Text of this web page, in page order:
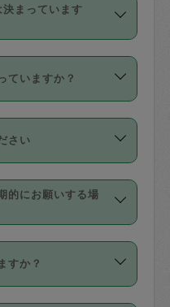
まっています
定です。3時間を
、延長機能をご
ご利用いただくに
必要です。な
、値引き等はござ
ていますか？
らタスカジさん自
ています。
定には最初は制限
レビューの平均
能な最高額が上
っています。
さい
トカード（Visa／
EXPRESS／
ります。
い。プロフィー
ただかなくても大
的にお願いする場
と「定期（毎週｜
」の依頼は「ス
金でご利用できま
すか？